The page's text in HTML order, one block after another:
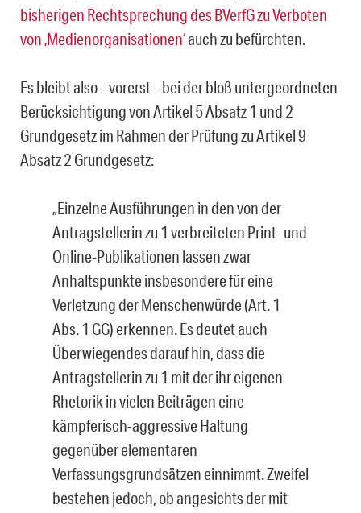
bisherigen Rechtsprechung des BVerfG zu Verboten
von ‚Medienorganisationen‘auch zu befürchten.
Es bleibt also – vorerst – bei der bloß untergeordneten
Berücksichtigung von Artikel 5 Absatz 1 und 2
Grundgesetz im Rahmen der Prüfung zu Artikel 9
Absatz 2 Grundgesetz:
„Einzelne Ausführungen in den von der
Antragstellerin zu 1 verbreiteten Print- und
Online-Publikationen lassen zwar
Anhaltspunkte insbesondere für eine
Verletzung der Menschenwürde (Art. 1
Abs. 1 GG) erkennen. Es deutet auch
Überwiegendes darauf hin, dass die
Antragstellerin zu 1 mit der ihr eigenen
Rhetorik in vielen Beiträgen eine
kämpferisch-aggressive Haltung
gegenüber elementaren
Verfassungsgrundsätzen einnimmt. Zweifel
bestehen jedoch, ob angesichts der mit